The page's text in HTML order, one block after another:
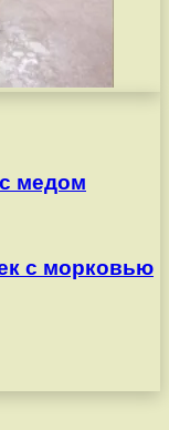
медом
с морковью